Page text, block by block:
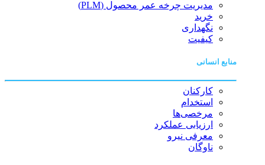
مدیریت چرخه عمر محصول (PLM)
خرید
نگهداری
کیفیت
منابع انسانی
کارکنان
استخدام
مرخصی‌ها
ارزیابی عملکرد
معرفی نیرو
ناوگان